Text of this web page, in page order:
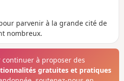
parvenir à la grande cité de
nombreux.
continuer à proposer des
gratuites et pratiques